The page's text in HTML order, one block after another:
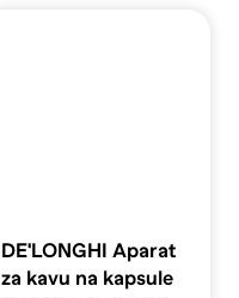
DE'LONGHI Aparat
za kavu na kapsule